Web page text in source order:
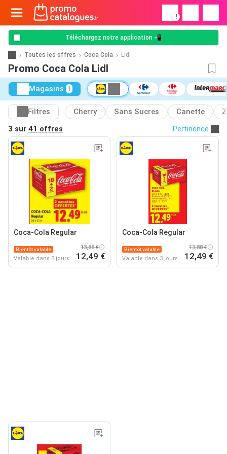
!
Téléchargez notre application 📲
Toutes les offres Coca Cola Lidl
Promo Coca Cola Lidl
Magasins 1
Filtres Cherry Sans Sucres Canette
3 sur 41 offres Pertinence
Coca-Cola Regular
Bientôt valable
Valable dans 3 jours
13,88 €
12,49 €
Coca-Cola Regular
Bientôt valable
Valable dans 3 jours
13,88 €
12,49 €